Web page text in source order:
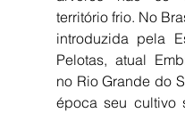
território frio. No
introduzida pela
Pelotas, atual
no Rio Grande do
época seu cultivo